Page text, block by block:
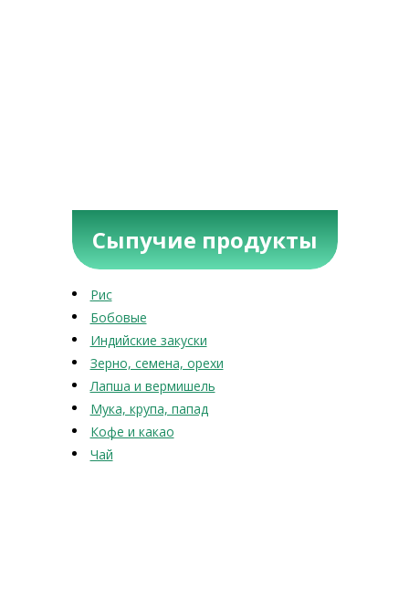
Сыпучие продукты
Рис
Бобовые
Индийские закуски
Зерно, семена, орехи
Лапша и вермишель
Мука, крупа, папад
Кофе и какао
Чай